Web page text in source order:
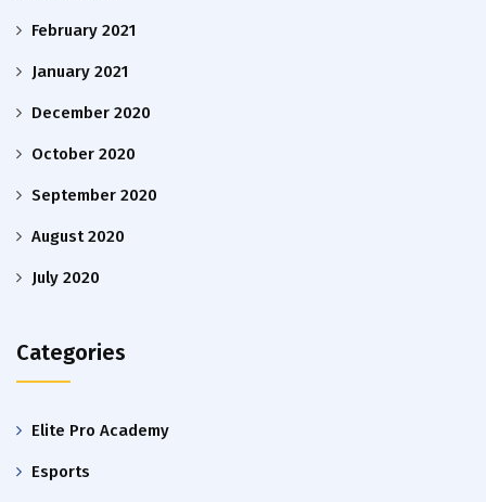
February 2021
January 2021
December 2020
October 2020
September 2020
August 2020
July 2020
Categories
Elite Pro Academy
Esports